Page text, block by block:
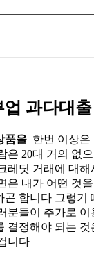
업 과다대
품을
한번 이상
은 20대 거의 없
레딧 거래에 대
은 내가 어떤 것
곤 합니다 그렇기
분들이 추가로
결정해야 되는
니다